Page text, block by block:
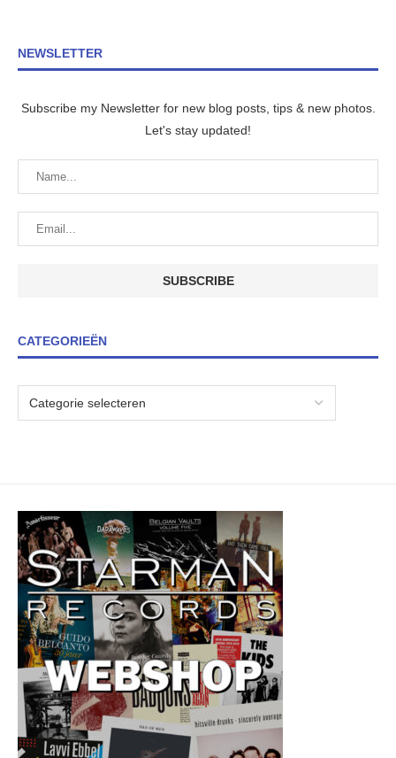
NEWSLETTER
Subscribe my Newsletter for new blog posts, tips & new photos.
Let's stay updated!
CATEGORIEËN